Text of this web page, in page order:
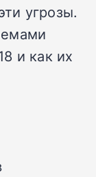
угрозы.
и как их